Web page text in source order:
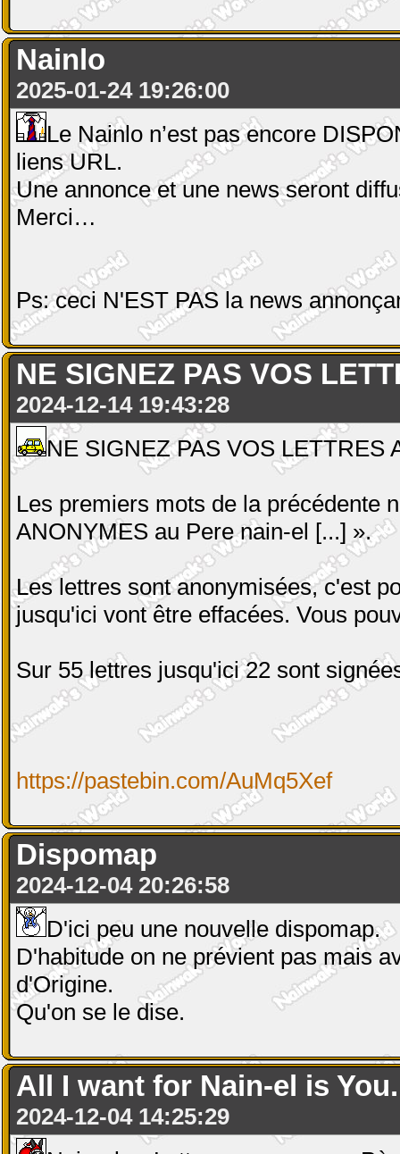
Nainlo
2025-01-24 19:26:00
Le Nainlo n’est pas encore
liens URL.
Une annonce et une news seront
Merci…
Ps: ceci N'EST PAS la news
NE SIGNEZ PAS VOS
2024-12-14 19:43:28
NE SIGNEZ PAS VOS LETTRES
Les premiers mots de la précédente
ANONYMES au Pere nain-el [...] ».
Les lettres sont anonymisées, c'est
jusqu'ici vont être effacées. Vous
Sur 55 lettres jusqu'ici 22 sont
https://pastebin.com/AuMq5Xef
Dispomap
2024-12-04 20:26:58
D'ici peu une nouvelle dispomap.
D'habitude on ne prévient pas mais
d'Origine.
Qu'on se le dise.
All I want for Nain-el is
2024-12-04 14:25:29